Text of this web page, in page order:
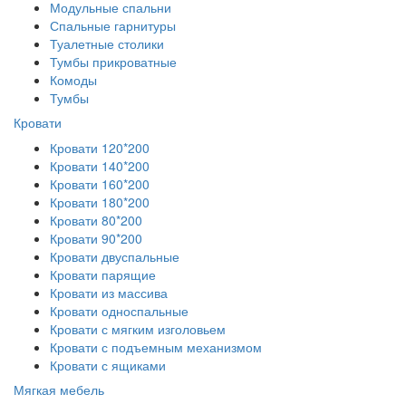
Модульные спальни
Спальные гарнитуры
Туалетные столики
Тумбы прикроватные
Комоды
Тумбы
Кровати
Кровати 120*200
Кровати 140*200
Кровати 160*200
Кровати 180*200
Кровати 80*200
Кровати 90*200
Кровати двуспальные
Кровати парящие
Кровати из массива
Кровати односпальные
Кровати с мягким изголовьем
Кровати с подъемным механизмом
Кровати с ящиками
Мягкая мебель